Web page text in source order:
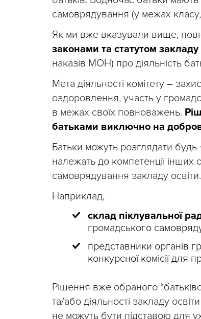
самоврядування (у межах
Як ми вже вказували вище,
законами та статутом закладу
наказів МОН) про діяльність
Мета діяльності комітету –
оздоровлення, участь у
в межах своїх повноважень.
батьками виключно на
Батьки можуть розглядати
належать до компетенції інших
самоврядування закладу освіти.
Наприклад,
склад піклувальної
громадського
представники органів
конкурсної комісії
Рішення вже обраного
та/або діяльності закладу
не можуть бути підставою для